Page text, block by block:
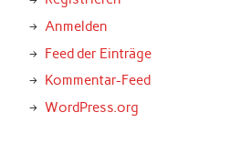
Anmelden
Feed der Einträge
Kommentar-Feed
WordPress.org